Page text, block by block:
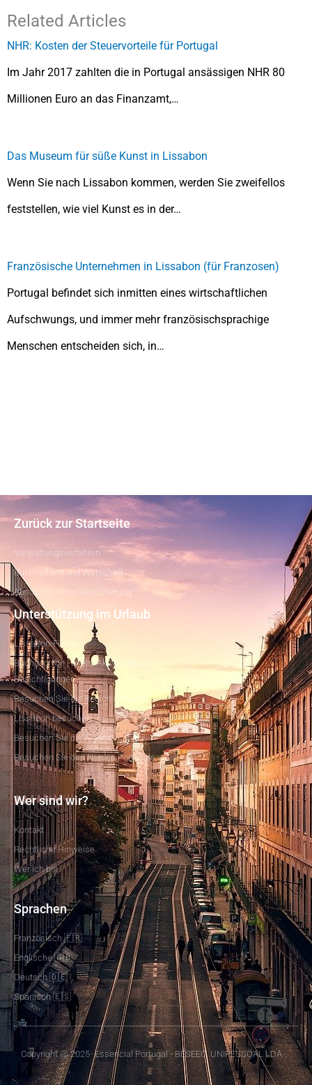
Related Articles
NHR: Kosten der Steuervorteile für Portugal
Im Jahr 2017 zahlten die in Portugal ansässigen NHR 80
Millionen Euro an das Finanzamt,…
Das Museum für süße Kunst in Lissabon
Wenn Sie nach Lissabon kommen, werden Sie zweifellos
feststellen, wie viel Kunst es in der…
Französische Unternehmen in Lissabon (für Franzosen)
Portugal befindet sich inmitten eines wirtschaftlichen
Aufschwungs, und immer mehr französischsprachige
Menschen entscheiden sich, in…
Zurück zur Startseite
Verwaltungsverfahren
Buchhaltung und Wirtschaft
Abschluss einer Versicherung
Unterstützung im Urlaub
Lissabon-Führer
Buchung von Hotels, Aktivitäten und
Besichtigungen
Besuchen Sie die Region Lissabon
Lissabon besuchen
Besuchen Sie die Algarve
Besuchen Sie den Norden Portugals
Wer sind wir?
Kontakt
Rechtliche Hinweise
Wer ich bin
Sprachen
Französisch 🇫🇷
Englische 🇬🇧
Deutsch 🇩🇪
Spanisch 🇪🇸
Copyright @ 2025- Essencial Portugal - BESEEO, UNIPESSOAL LDA